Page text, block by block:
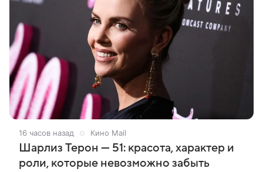
16 часов назад Кино Mail
Шарлиз Терон — 51: красота, характер и
роли, которые невозможно забыть